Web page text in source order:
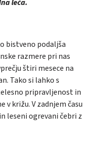
leča.
bistveno podaljša
razmere pri nas
štiri mesece na
Tako si lahko s
pripravljenost in
križu. V zadnjem času
leseni ogrevani čebri z